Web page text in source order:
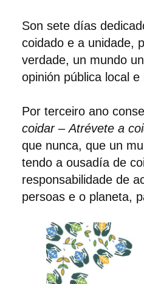
Son sete días
coidado e a unidade,
verdade, un mundo
opinión pública local
Por terceiro ano
coidar–Atrévete a
que nunca, que un
tendo a ousadía de
responsabilidade de
persoas e o planeta,